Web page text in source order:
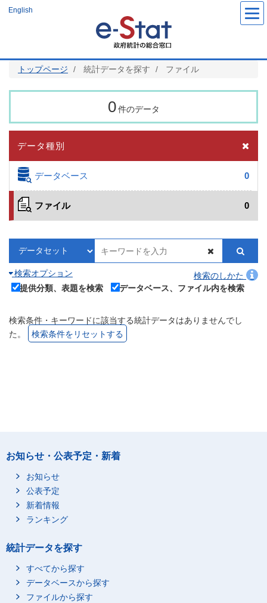
ツ
English
トップページ 統計データを探す ファイル
0 件のデータ
データ種別
データベース 0
ファイル 0
検索オプション
検索のしかた
提供分類、表題を検索
データベース、ファイル内を検索
検索条件・キーワードに該当する統計データはありませんでし
た。
検索条件をリセットする
お知らせ・公表予定・新着
お知らせ
公表予定
新着情報
ランキング
統計データを探す
すべてから探す
データベースから探す
ファイルから探す